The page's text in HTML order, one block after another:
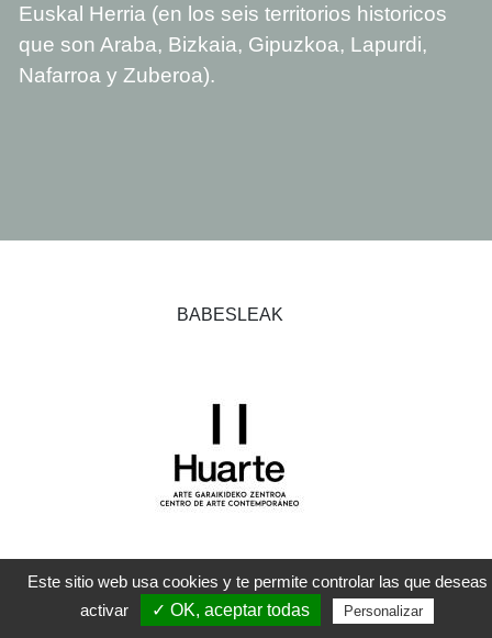
Euskal Herria (en los seis territorios historicos
que son Araba, Bizkaia, Gipuzkoa, Lapurdi,
Nafarroa y Zuberoa).
BABESLEAK
Este sitio web usa cookies y te permite controlar las que deseas
activar
✓ OK, aceptar todas Personalizar